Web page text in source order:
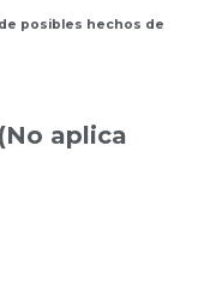
posibles hechos de
aplica